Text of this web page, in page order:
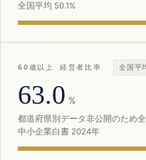
全国平均 50.1%
60歳以上 経営者比率 全国平
63.0 %
都道府県別データ非公開のため
中小企業白書 2024年